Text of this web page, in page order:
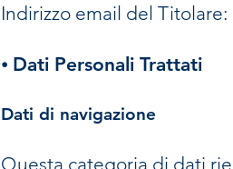
Indirizzo email del Titolare:
⦁ Dati Personali Trattati
Dati di navigazione
Questa categoria di dati